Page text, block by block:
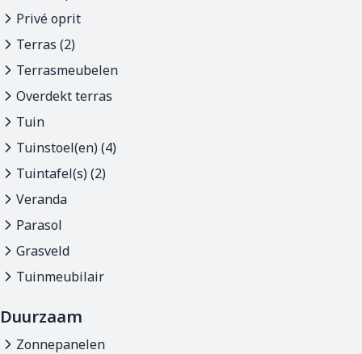
Privé oprit
Terras (2)
Terrasmeubelen
Overdekt terras
Tuin
Tuinstoel(en) (4)
Tuintafel(s) (2)
Veranda
Parasol
Grasveld
Tuinmeubilair
Duurzaam
Zonnepanelen